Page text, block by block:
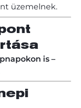
üzemelnek.
is –